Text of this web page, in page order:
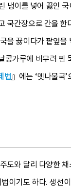
냉이를 넣어 끓인 국
국간장으로 간을 한
을 끓이다가 팥잎을
콩가루에 버무려 찐
법』에는 ‘멧나물국’
도와 달리 다양한 채
이기도 하다. 생선